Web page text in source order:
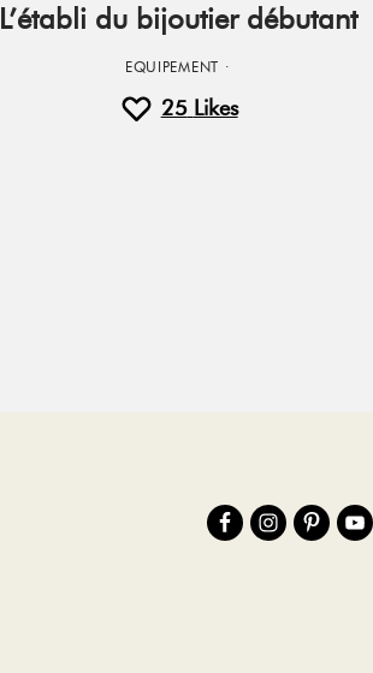
L’établi du bijoutier débutant
EQUIPEMENT ·
25 Likes